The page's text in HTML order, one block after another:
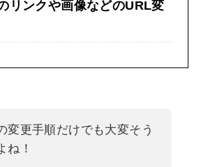
リンクや画像などのURL変
変更手順だけでも大変そう
ね！